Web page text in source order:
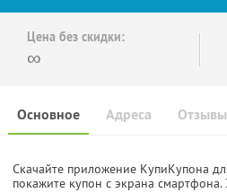
Цена без скидки:
∞
Основное Отзывы
Адреса
Скачайте приложение КупиКупона
покажите купон с экрана смартфона.